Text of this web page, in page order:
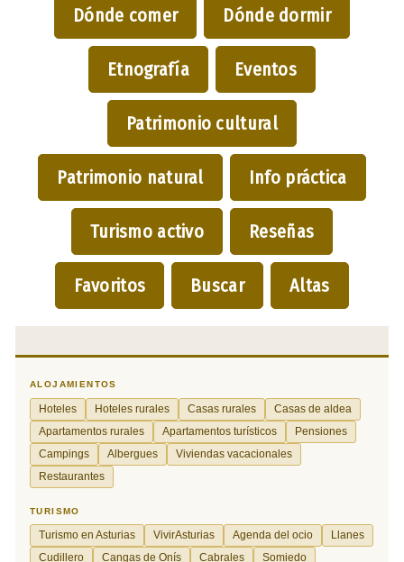
Dónde comer Dónde dormir
Etnografía Eventos
Patrimonio cultural
Patrimonio natural Info práctica
Turismo activo Reseñas
Favoritos Buscar Altas